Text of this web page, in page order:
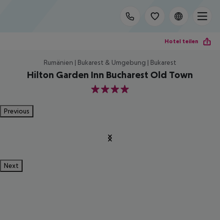
Hotel teilen
Rumänien | Bukarest & Umgebung | Bukarest
Hilton Garden Inn Bucharest Old Town
4
Previous
Next